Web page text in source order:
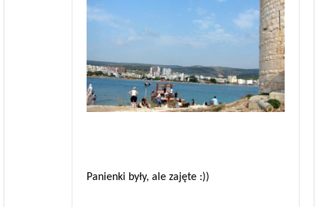
Panienki były, ale zajęte :))